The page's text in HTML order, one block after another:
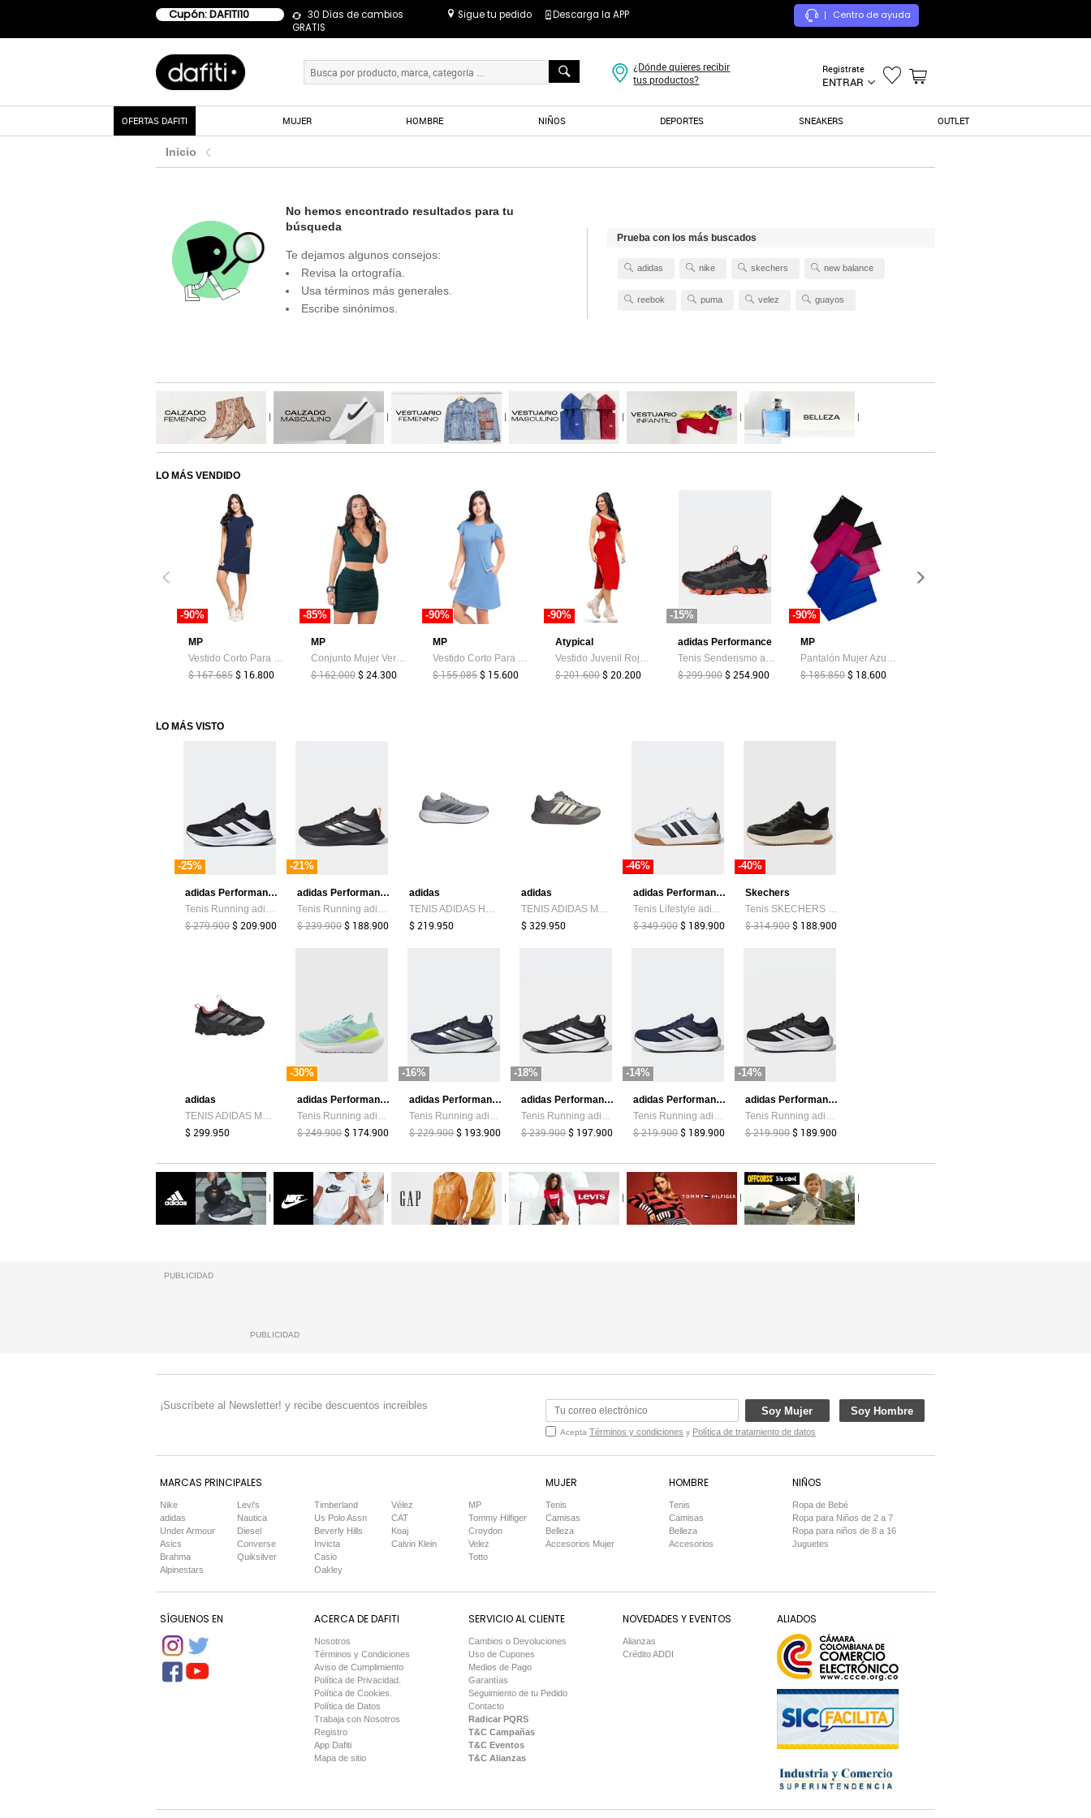
Cupón: DAFITI10
30 Días de cambios
GRATIS
Sigue tu pedido Descarga la APP | Centro de ayuda
Registrate
ENTRAR
¿Dónde quieres recibir
tus productos?
OFERTAS DAFITI MUJER HOMBRE NIÑOS DEPORTES SNEAKERS OUTLET
Inicio
No hemos encontrado resultados para tu
búsqueda
Te dejamos algunos consejos:
Revisa la ortografía.
Usa términos más generales.
Escribe sinónimos.
Prueba con los más buscados
adidas nike skechers new balance
reebok puma velez guayos
LO MÁS VENDIDO
-90%
MP
Vestido Corto Para Mujer Azul MP
$ 167.685 $ 16.800
-85%
MP
Conjunto Mujer Verde Mp 203
$ 162.000 $ 24.300
-90%
MP
Vestido Corto Para Mujer Morazul MP
$ 155.085$ 15.600
-90%
Atypical
Vestido Juvenil Rojo Atypical 93562
$ 201.600$ 20.200
-15%
adidas Performance
Tenis Senderismo adidas TERREX Rockadia Negro
$ 299.900$ 254.900
-90%
MP
Pantalón Mujer Azul Rey Mp 89017
$ 185.850$ 18.600
LO MÁS VISTO
-25%
adidas Performance
$ 279.900$ 209.900
-21%
adidas Performance
$ 239.900$ 188.900
adidas
$ 219.950
adidas
$ 329.950
-46%
adidas Performance
$ 349.900$ 189.900
-40%
Skechers
$ 314.900$ 188.900
adidas
$ 299.950
-30%
adidas Performance
$ 249.900$ 174.900
-16%
adidas Performance
$ 229.900$ 193.900
-18%
adidas Performance
$ 239.900$ 197.900
-14%
adidas Performance
$ 219.900$ 189.900
-14%
adidas Performance
$ 219.900$ 189.900
PUBLICIDAD
PUBLICIDAD
¡Suscríbete al Newsletter! y recibe descuentos increibles Soy Mujer Soy Hombre
Acepta Términos y condiciones y Política de tratamiento de datos
MARCAS PRINCIPALES
Nike
adidas
Under Armour
Asics
Brahma
Alpinestars
Levi's
Nautica
Diesel
Converse
Quiksilver
Timberland
Us Polo Assn
Beverly Hills
Invicta
Casio
Oakley
Vélez
CAT
Koaj
Calvin Klein
MP
Tommy Hilfiger
Croydon
Velez
Totto
MUJER
Tenis
Camisas
Belleza
Accesorios Mujer
HOMBRE
Tenis
Camisas
Belleza
Accesorios
NIÑOS
Ropa de Bebé
Ropa para Niños de 2 a 7
Ropa para niños de 8 a 16
Juguetes
SÍGUENOS EN ACERCA DE DAFITI
Nosotros
Términos y Condiciones
Aviso de Cumplimiento
Política de Privacidad.
Política de Cookies.
Política de Datos
Trabaja con Nosotros
Registro
App Dafiti
Mapa de sitio
SERVICIO AL CLIENTE
Cambios o Devoluciones
Uso de Cupones
Medios de Pago
Garantías
Seguimiento de tu Pedido
Contacto
Radicar PQRS
T&C Campañas
T&C Eventos
T&C Alianzas
NOVEDADES Y EVENTOS
Alianzas
Crédito ADDI
ALIADOS